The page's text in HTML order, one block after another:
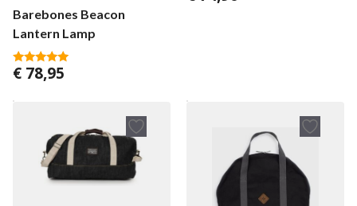
Barebones Beacon
Lantern Lamp
5.00
von 5
€ 78,95
v